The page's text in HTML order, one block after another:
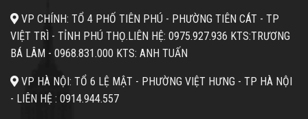
VP CHÍNH: TỔ 4 PHỐ TIÊN PHÚ - PHƯỜNG TIÊN CÁT - TP
VIỆT TRÌ - TỈNH PHÚ THỌ.LIÊN HỆ: 0975.927.936 KTS:TRƯƠNG
BÁ LÂM - 0968.831.000 KTS: ANH TUẤN
VP HÀ NỘI: TỔ 6 LỆ MẬT - PHƯỜNG VIỆT HƯNG - TP HÀ NỘI
- LIÊN HỆ : 0914.944.557